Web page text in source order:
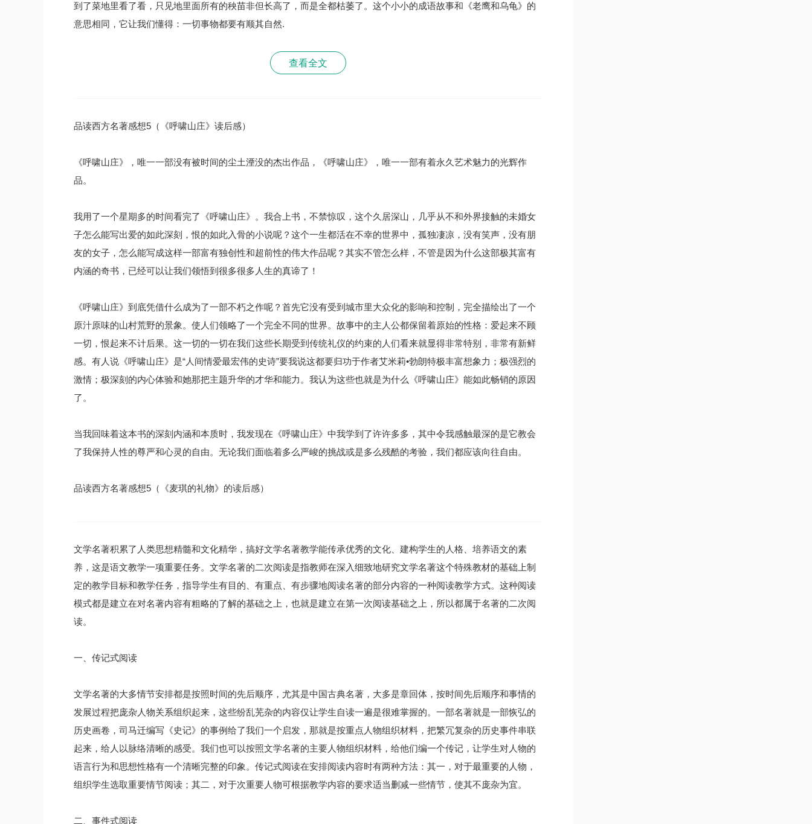
到了菜地里看了看，只见地里面所有的秧苗非但长高了，而是全都枯萎了。这个小小的成语故事和《老鹰和乌龟》的
意思相同，它让我们懂得：一切事物都要有顺其自然.
查看全文
品读西方名著感想5（《呼啸山庄》读后感）
《呼啸山庄》，唯一一部没有被时间的尘土湮没的杰出作品，《呼啸山庄》，唯一一部有着永久艺术魅力的光辉作
品。
我用了一个星期多的时间看完了《呼啸山庄》。我合上书，不禁惊叹，这个久居深山，几乎从不和外界接触的未婚女
子怎么能写出爱的如此深刻，恨的如此入骨的小说呢？这个一生都活在不幸的世界中，孤独凄凉，没有笑声，没有朋
友的女子，怎么能写成这样一部富有独创性和超前性的伟大作品呢？其实不管怎么样，不管是因为什么这部极其富有
内涵的奇书，已经可以让我们领悟到很多很多人生的真谛了！
《呼啸山庄》到底凭借什么成为了一部不朽之作呢？首先它没有受到城市里大众化的影响和控制，完全描绘出了一个
原汁原味的山村荒野的景象。使人们领略了一个完全不同的世界。故事中的主人公都保留着原始的性格：爱起来不顾
一切，恨起来不计后果。这一切的一切在我们这些长期受到传统礼仪的约束的人们看来就显得非常特别，非常有新鲜
感。有人说《呼啸山庄》是“人间情爱最宏伟的史诗”要我说这都要归功于作者艾米莉•勃朗特极丰富想象力；极强烈的
激情；极深刻的内心体验和她那把主题升华的才华和能力。我认为这些也就是为什么《呼啸山庄》能如此畅销的原因
了。
当我回味着这本书的深刻内涵和本质时，我发现在《呼啸山庄》中我学到了许许多多，其中令我感触最深的是它教会
了我保持人性的尊严和心灵的自由。无论我们面临着多么严峻的挑战或是多么残酷的考验，我们都应该向往自由。
品读西方名著感想5（《麦琪的礼物》的读后感）
文学名著积累了人类思想精髓和文化精华，搞好文学名著教学能传承优秀的文化、建构学生的人格、培养语文的素
养，这是语文教学一项重要任务。文学名著的二次阅读是指教师在深入细致地研究文学名著这个特殊教材的基础上制
定的教学目标和教学任务，指导学生有目的、有重点、有步骤地阅读名著的部分内容的一种阅读教学方式。这种阅读
模式都是建立在对名著内容有粗略的了解的基础之上，也就是建立在第一次阅读基础之上，所以都属于名著的二次阅
读。
一、传记式阅读
文学名著的大多情节安排都是按照时间的先后顺序，尤其是中国古典名著，大多是章回体，按时间先后顺序和事情的
发展过程把庞杂人物关系组织起来，这些纷乱芜杂的内容仅让学生自读一遍是很难掌握的。一部名著就是一部恢弘的
历史画卷，司马迁编写《史记》的事例给了我们一个启发，那就是按重点人物组织材料，把繁冗复杂的历史事件串联
起来，给人以脉络清晰的感受。我们也可以按照文学名著的主要人物组织材料，给他们编一个传记，让学生对人物的
语言行为和思想性格有一个清晰完整的印象。传记式阅读在安排阅读内容时有两种方法：其一，对于最重要的人物，
组织学生选取重要情节阅读；其二，对于次重要人物可根据教学内容的要求适当删减一些情节，使其不庞杂为宜。
二、事件式阅读